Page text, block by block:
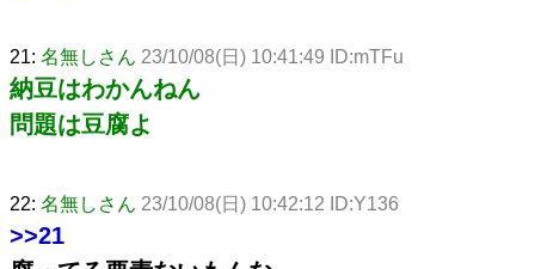
21: 名無しさん 23/10/08(日) 10:41:49 ID:mTFu
納豆はわかんねん
問題は豆腐よ
22: 名無しさん 23/10/08(日) 10:42:12 ID:Y136
>>21